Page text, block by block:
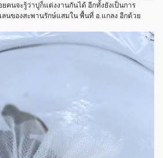
คนจะรู้ว่าปูก็แต่งงานกันได้ อีกทั้งยังเป็นการ
นของสะพานรักษ์แสมใน พื้นที่ อ.แกลง อีกด้วย